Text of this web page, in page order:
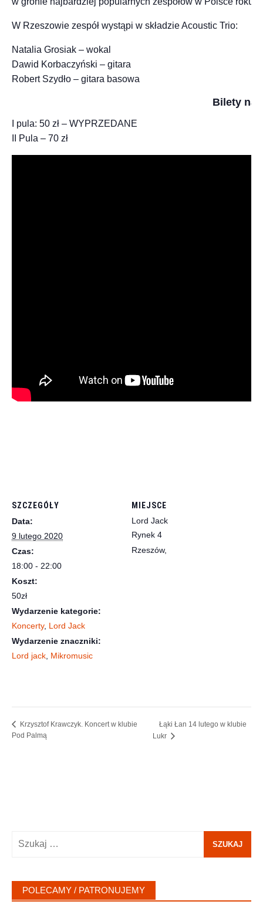
W Rzeszowie zespół wystąpi w składzie Acoustic Trio:
Natalia Grosiak – wokal
Dawid Korbaczyński – gitara
Robert Szydło – gitara basowa
Bilety na
I pula: 50 zł – WYPRZEDANE
II Pula – 70 zł
SZCZEGÓŁY
Data:
9 lutego 2020
Czas:
18:00 - 22:00
Koszt:
50zł
Wydarzenie kategorie:
Koncerty, Lord Jack
Wydarzenie znaczniki:
Lord jack Mikromusic
MIEJSCE
Lord Jack
Rynek 4
Rzeszów,
Krzysztof Krawczyk. Koncert w klubie
Pod Palmą
Łąki Łan 14 lutego w klubie
Lukr
POLECAMY / PATRONUJEMY